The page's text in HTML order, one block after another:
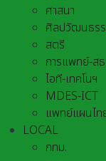
ศาสนา
ศิลปวัฒนธร
สตรี
การแพทย์-สธ
ไอที-เทคโนฯ
MDES-ICT
แพทย์แผนไท
LOCAL
กทม.